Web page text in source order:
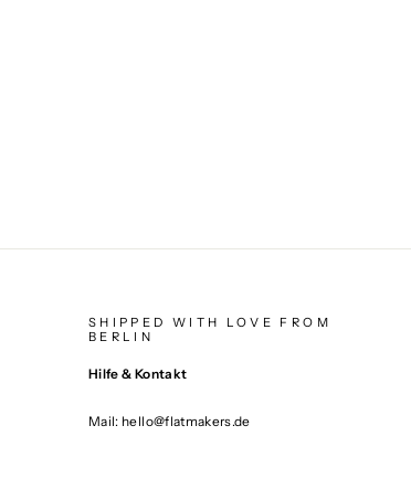
SHIPPED WITH LOVE FROM
BERLIN
Hilfe & Kontakt
Mail: hello@flatmakers.de